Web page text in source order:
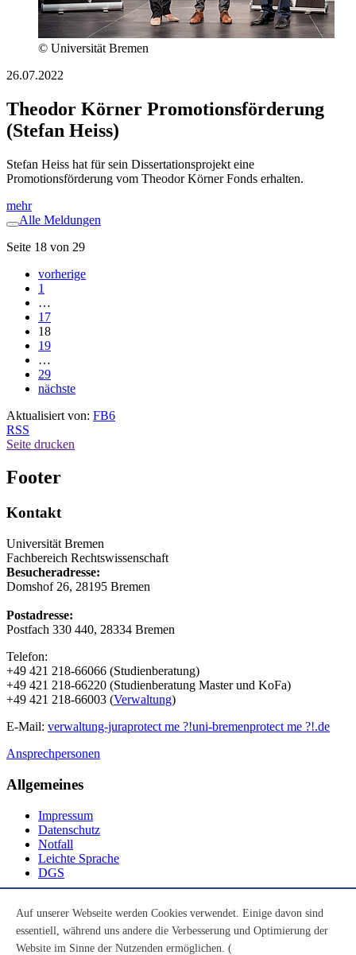
© Universität Bremen
26.07.2022
Theodor Körner Promotionsförderung
(Stefan Heiss)
Stefan Heiss hat für sein Dissertationsprojekt eine
Promotionsförderung vom Theodor Körner Fonds erhalten.
mehr
Alle Meldungen
Seite 18 von 29
vorherige
1
…
17
18
19
…
29
nächste
Aktualisiert von: FB6
RSS
Seite drucken
Footer
Kontakt
Universität Bremen
Fachbereich Rechtswissenschaft
Besucheradresse:
Domshof 26, 28195 Bremen
Postadresse:
Postfach 330 440, 28334 Bremen
Telefon:
+49 421 218-66066 (Studienberatung)
+49 421 218-66220 (Studienberatung Master und KoFa)
+49 421 218-66003 (Verwaltung)
E-Mail: verwaltung-juraprotect me ?!uni-bremenprotect me ?!.de
Ansprechpersonen
Allgemeines
Impressum
Datenschutz
Notfall
Leichte Sprache
DGS
Youtube
Instagram
Auf unserer Webseite werden Cookies verwendet. Einige davon sind
essentiell, während uns andere die Verbesserung und Optimierung der
Website im Sinne der Nutzenden ermöglichen. (